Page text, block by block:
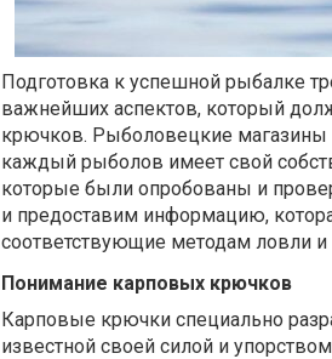
Подготовка к успешной рыбалке
важнейших аспектов, который
крючков. Рыболовецкие магазины
каждый рыболов имеет свой
которые были опробованы и
и предоставим информацию,
соответствующие методам ловли
Понимание карповых крючков
Карповые крючки специально
известной своей силой и